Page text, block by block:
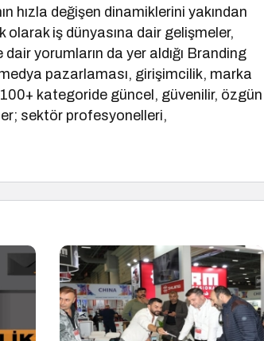
hızla değişen dinamiklerini yakından
olarak iş dünyasına dair gelişmeler,
yorumların da yer aldığı Branding
pazarlaması, girişimcilik, marka
kategoride güncel, güvenilir, özgün
sektör profesyonelleri,